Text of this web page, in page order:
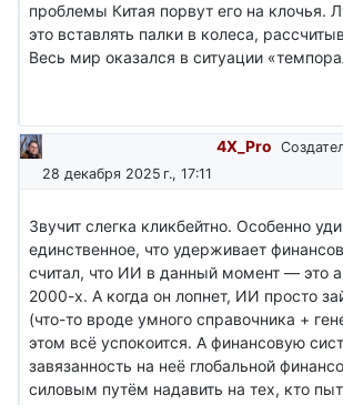
проблемы Китая порвут его на клочья.
это вставлять палки в колеса,
Весь мир оказался в ситуации
4X_Pro
28 декабря 2025 г., 17:11
Звучит слегка кликбейтно. Особенно
единственное, что удерживает
считал, что ИИ в данный момент — это
2000-х. А когда он лопнет, ИИ просто
(что-то вроде умного справочника +
этом всё успокоится. А финансовую
завязанность на неё глобальной
силовым путём надавить на тех, кто